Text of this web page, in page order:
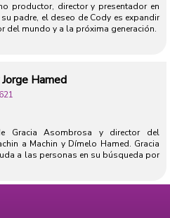
productor, director y presentador en
padre, el deseo de Cody es expandir
del mundo y a la próxima generación.
Hamed
Gracia Asombrosa y director del
a Machin y Dímelo Hamed. Gracia
a las personas en su búsqueda por